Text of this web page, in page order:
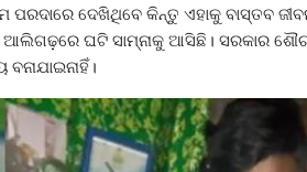
ଦେଖିଥିବେ କିନ୍ତୁ ଏହାକୁ ବାସ୍ତବ
ଘଟି ସାମ୍ନାକୁ ଆସିଛି। ସରକାର